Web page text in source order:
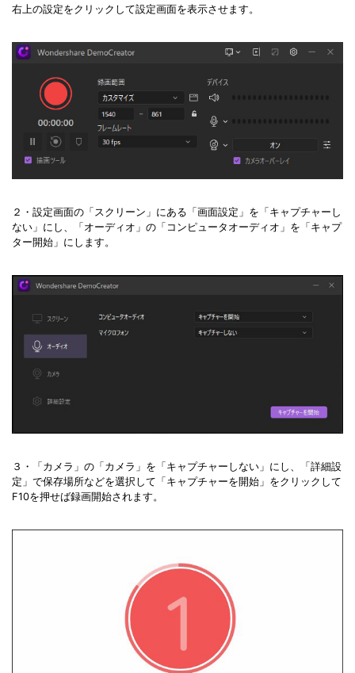
右上の設定をクリックして設定画面を表示させます。
２・設定画面の「スクリーン」にある「画面設定」を「キャプチャーし
ない」にし、「オーディオ」の「コンピュータオーディオ」を「キャプ
ター開始」にします。
３・「カメラ」の「カメラ」を「キャプチャーしない」にし、「詳細設
定」で保存場所などを選択して「キャプチャーを開始」をクリックして
F10を押せば録画開始されます。